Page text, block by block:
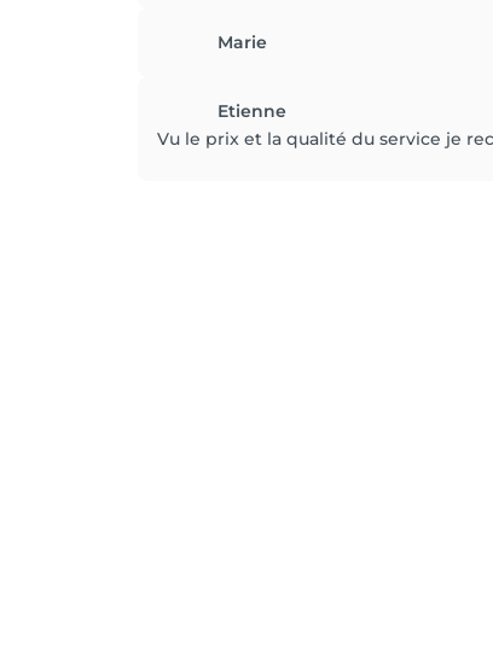
Marie
Etienne
Vu le prix et la qualité du service je